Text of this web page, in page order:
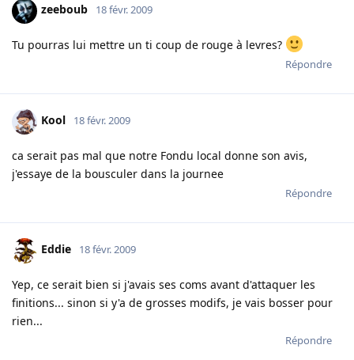
zeeboub 18 févr. 2009
Tu pourras lui mettre un ti coup de rouge à levres?
Répondre
Kool 18 févr. 2009
ca serait pas mal que notre Fondu local donne son avis,
j'essaye de la bousculer dans la journee
Répondre
Eddie 18 févr. 2009
Yep, ce serait bien si j'avais ses coms avant d'attaquer les
finitions... sinon si y'a de grosses modifs, je vais bosser pour
rien...
Répondre